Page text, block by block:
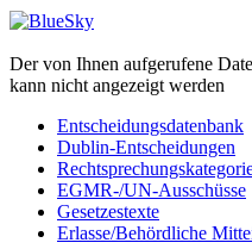
Der von Ihnen aufgerufene
kann nicht angezeigt werden
Entscheidungsdatenbank
Dublin-Entscheidungen
EGMR-/UN-Ausschüsse
Gesetzestexte
Erlasse/Behördliche